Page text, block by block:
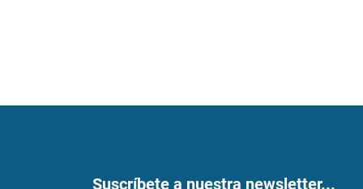
Suscríbete a nuestra newsletter...